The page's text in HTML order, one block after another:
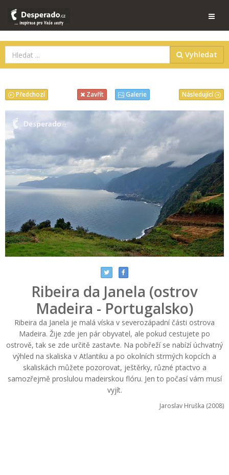
Vyhledat
Následující
Předchozí Zavřít Galerie
Ribeira da Janela (ostrov
Madeira - Portugalsko)
Ribeira da Janela je malá víska v severozápadní části ostrova
Madeira. Žije zde jen pár obyvatel, ale pokud cestujete po
ostrově, tak se zde určitě zastavte. Na pobřeží se nabízí úchvatný
výhled na skaliska v Atlantiku a po okolních strmých kopcích a
skaliskách můžete pozorovat, ještěrky, různé ptactvo a
samozřejmě proslulou madeirskou flóru. Jen to počasí vám musí
vyjít.
Jaroslav Hruška (2008)